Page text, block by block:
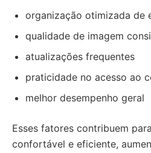
organização otimizada de
qualidade de imagem
atualizações frequentes
praticidade no acesso ao
melhor desempenho geral
Esses fatores contribuem
confortável e eficiente,